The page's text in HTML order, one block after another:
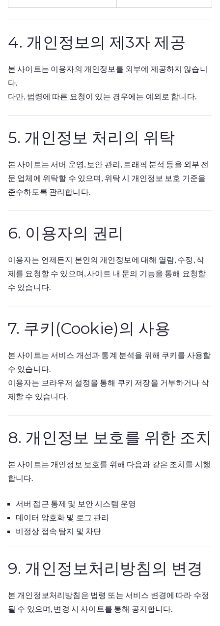
4. 개인정보의 제3자 제공
본 사이트는 이용자의 개인정보를 외부에 제공하지 않습니
다.
다만, 법령에 따른 요청이 있는 경우에는 예외로 합니다.
5. 개인정보 처리의 위탁
본 사이트는 서버 운영, 보안 관리, 트래픽 분석 등을 외부 전
문 업체에 위탁할 수 있으며, 위탁 시 개인정보 보호 기준을
준수하도록 관리합니다.
6. 이용자의 권리
이용자는 언제든지 본인의 개인정보에 대해 열람, 수정, 삭
제를 요청할 수 있으며, 사이트 내 문의 기능을 통해 요청할
수 있습니다.
7. 쿠키(Cookie)의 사용
본 사이트는 서비스 개선과 통계 분석을 위해 쿠키를 사용할
수 있습니다.
이용자는 브라우저 설정을 통해 쿠키 저장을 거부하거나 삭
제할 수 있습니다.
8. 개인정보 보호를 위한 조치
본 사이트는 개인정보 보호를 위해 다음과 같은 조치를 시행
합니다.
서버 접근 통제 및 보안 시스템 운영
데이터 암호화 및 로그 관리
비정상 접속 탐지 및 차단
9. 개인정보처리방침의 변경
본 개인정보처리방침은 법령 또는 서비스 변경에 따라 수정
될 수 있으며, 변경 시 사이트를 통해 공지합니다.